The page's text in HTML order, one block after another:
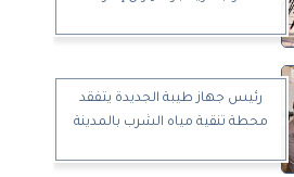
رئيس جهاز طيبة الجديدة يتفقد
محطة تنقية مياه الشرب بالمدينة